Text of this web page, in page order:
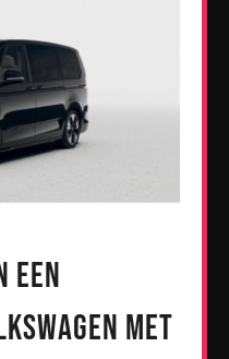
een
met